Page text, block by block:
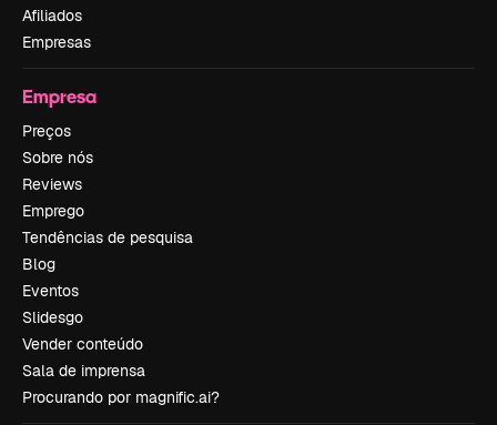
Afiliados
Empresas
Empresa
Preços
Sobre nós
Reviews
Emprego
Tendências de pesquisa
Blog
Eventos
Slidesgo
Vender conteúdo
Sala de imprensa
Procurando por magnific.ai?